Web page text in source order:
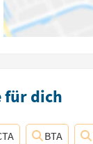
für dich
BTA